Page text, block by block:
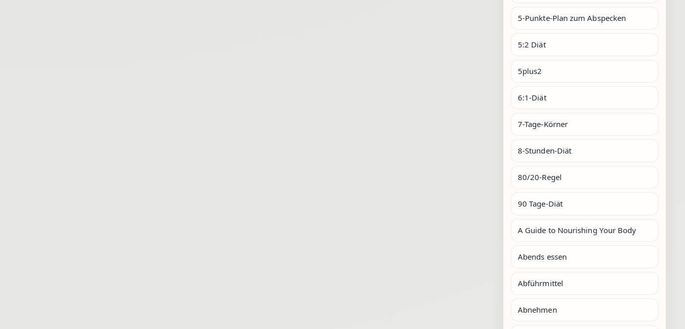
5-Punkte-Plan zum Abspecken
5:2 Diät
5plus2
6:1-Diät
7-Tage-Körner
8-Stunden-Diät
80/20-Regel
90 Tage-Diät
A Guide to Nourishing Your Body
Abends essen
Abführmittel
Abnehmen